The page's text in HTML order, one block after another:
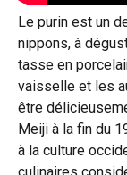
Le purin est un
nippons, à
tasse en
vaisselle et les
être
Meiji à la fin du
à la culture